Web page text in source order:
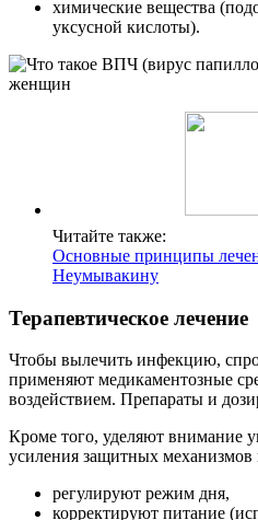
химические вещества
уксусной кислоты).
Читайте также:
Основные принципы
Неумывакину
Терапевтическое лечение
Чтобы вылечить инфекцию,
применяют медикаментозные
воздействием. Препараты и
Кроме того, уделяют внимание
усиления защитных
регулируют режим дня,
корректируют питание